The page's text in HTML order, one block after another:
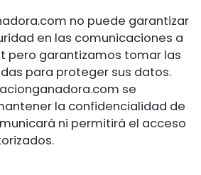
no puede garantizar
en las comunicaciones a
pero garantizamos tomar las
para proteger sus datos.
se
la confidencialidad de
ni permitirá el acceso